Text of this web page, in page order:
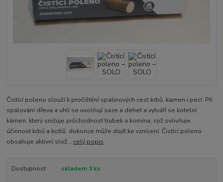
Čistící poleno slouží k pročištění spalinových cest krbů, kamen i pecí. Při
spalování dřeva a uhlí se uvolňují saze a dehet a vytváří se kotelní
kámen, který snižuje průchodnost trubek a komína, což ovlivňuje
účinnost krbů a kotlů, dokonce může dojít ke vznícení. Čistící poleno
obsahuje aktivní slož... celý popis
Dostupnost skladem 3 ks